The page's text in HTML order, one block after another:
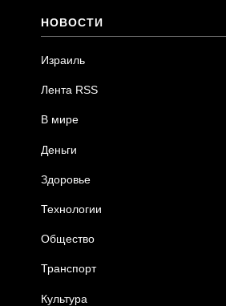
НОВОСТИ
Израиль
Лента RSS
В мире
Деньги
Здоровье
Технологии
Общество
Транспорт
Культура